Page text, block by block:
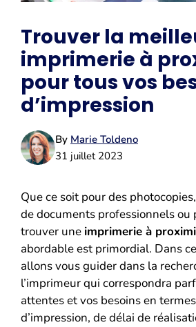
Trouver la
imprimerie à
pour tous vos
d’impression
By Marie Toldeno
31 juillet 2023
Que ce soit pour des
de documents professionnels ou
trouver une imprimerie à
abordable est primordial. Dans
allons vous guider dans la
l’imprimeur qui correspondra
attentes et vos besoins en
d’impression, de délai de